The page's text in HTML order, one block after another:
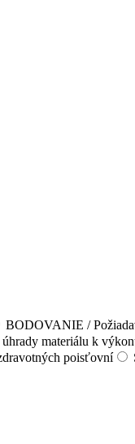
BODOVANIE /
materiálu k
poisťovní